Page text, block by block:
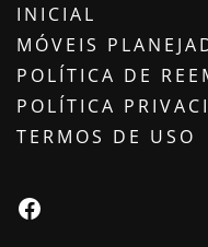
INICIAL
MÓVEIS
POLÍTICA DE
POLÍTICA
TERMOS DE USO
Facebook